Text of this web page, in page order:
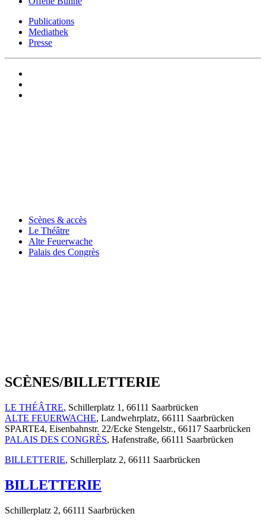
Publications
Mediathek
Presse
Scènes & accès
Le Théâtre
Alte Feuerwache
Palais des Congrès
SCÈNES/BILLETTERIE
LE THÉÂTRE, Schillerplatz 1, 66111 Saarbrücken
ALTE FEUERWACHE, Landwehrplatz, 66111 Saarbrücken
SPARTE4, Eisenbahnstr. 22/Ecke Stengelstr., 66117 Saarbrücken
PALAIS DES CONGRÈS, Hafenstraße, 66111 Saarbrücken
BILLETTERIE, Schillerplatz 2, 66111 Saarbrücken
BILLETTERIE
Schillerplatz 2, 66111 Saarbrücken